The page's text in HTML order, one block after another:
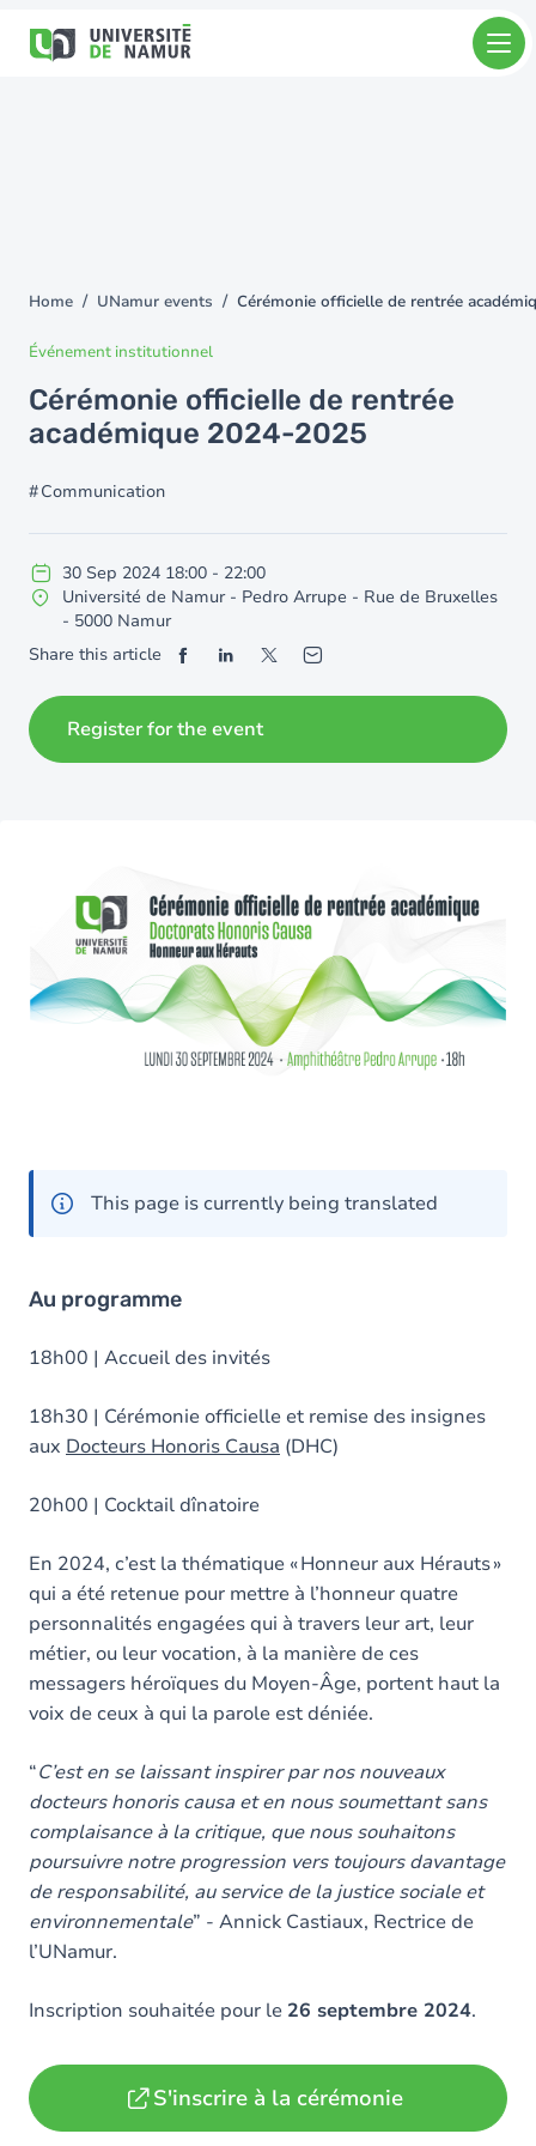
You
here
Home UNamur events Cérémonie officielle de rentrée
Événement institutionnel
Cérémonie officielle de rentrée
académique 2024-2025
Communication
30 Sep 2024 18:00 - 22:00
Université de Namur - Pedro Arrupe - Rue de Bruxelles
- 5000 Namur
Share this article
Register for the event
This page is currently being translated
Au programme
18h00 | Accueil des invités
18h30 | Cérémonie officielle et remise des insignes
aux Docteurs Honoris Causa (DHC)
20h00 | Cocktail dînatoire
En 2024, c’est la thématique « Honneur aux Hérauts »
qui a été retenue pour mettre à l’honneur quatre
personnalités engagées qui à travers leur art, leur
métier, ou leur vocation, à la manière de ces
messagers héroïques du Moyen-Âge, portent haut la
voix de ceux à qui la parole est déniée.
“C’est en se laissant inspirer par nos nouveaux
docteurs honoris causa et en nous soumettant sans
complaisance à la critique, que nous souhaitons
poursuivre notre progression vers toujours davantage
de responsabilité, au service de la justice sociale et
environnementale” - Annick Castiaux, Rectrice de
l’UNamur.
Inscription souhaitée pour le 26 septembre 2024.
S'inscrire à la cérémonie